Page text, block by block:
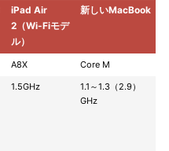
iPad Air
2（Wi-Fiモデ
ル）
新しいMacBook
A8X
Core M
1.5GHz
1.1～1.3（2.9）
GHz